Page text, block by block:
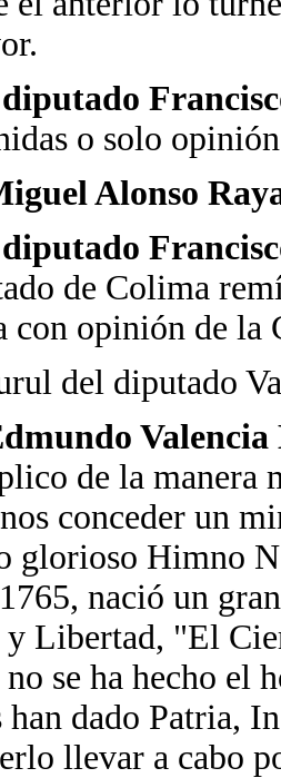
o solo
Alonso
de Colima
con opinión de la
del diputado
de la manera
conceder un
glorioso Himno
nació un
y Libertad, "El
se ha hecho el
han dado Patria,
llevar a cabo